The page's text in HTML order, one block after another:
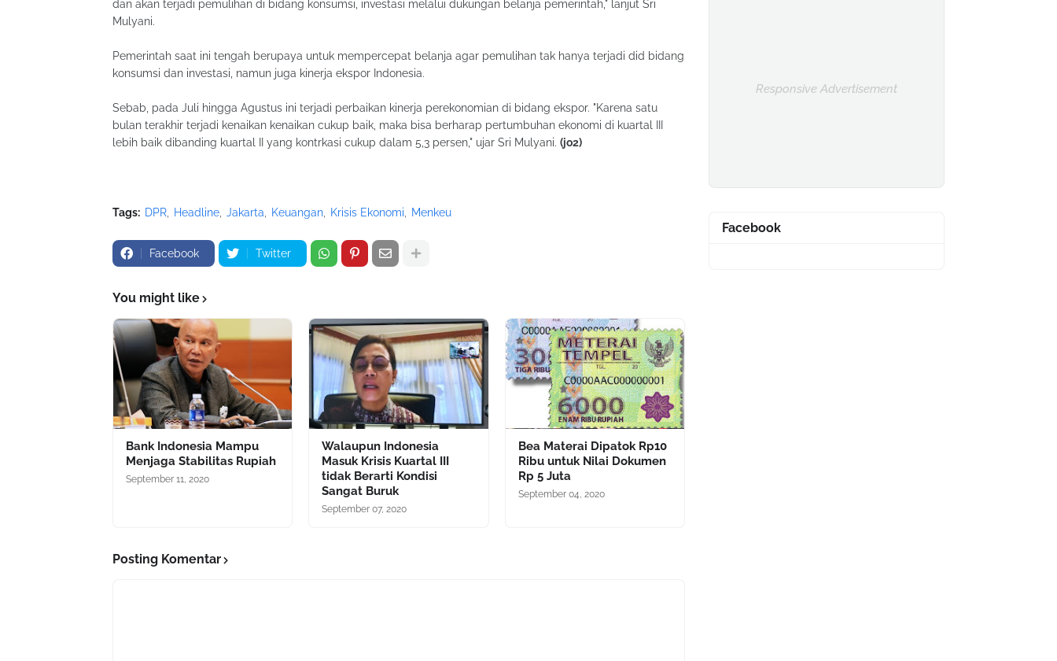
dan akan terjadi pemulihan di bidang konsumsi, investasi melalui dukungan belanja pemerintah," lanjut Sri
Mulyani.
Pemerintah saat ini tengah berupaya untuk mempercepat belanja agar pemulihan tak hanya terjadi did bidang
konsumsi dan investasi, namun juga kinerja ekspor Indonesia.
Sebab, pada Juli hingga Agustus ini terjadi perbaikan kinerja perekonomian di bidang ekspor. "Karena satu
bulan terakhir terjadi kenaikan kenaikan cukup baik, maka bisa berharap pertumbuhan ekonomi di kuartal III
lebih baik dibanding kuartal II yang kontrkasi cukup dalam 5,3 persen," ujar Sri Mulyani. (jo2)
Tags: DPR Headline Jakarta Keuangan Krisis Ekonomi Menkeu
Facebook Twitter
You might like
Bank Indonesia Mampu
Menjaga Stabilitas Rupiah
September 11, 2020
Walaupun Indonesia
Masuk Krisis Kuartal III
tidak Berarti Kondisi
Sangat Buruk
September 07, 2020
Bea Materai Dipatok Rp10
Ribu untuk Nilai Dokumen
Rp 5 Juta
September 04, 2020
Posting Komentar
Responsive Advertisement
Facebook